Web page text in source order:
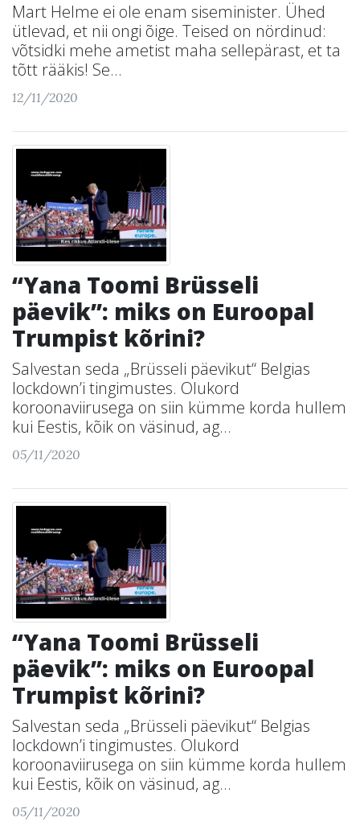
Mart Helme ei ole enam siseminister. Ühed
ütlevad, et nii ongi õige. Teised on nördinud:
võtsidki mehe ametist maha sellepärast, et ta
tõtt rääkis! Se...
12/11/2020
“Yana Toomi Brüsseli
päevik”: miks on Euroopal
Trumpist kõrini?
Salvestan seda „Brüsseli päevikut“ Belgias
lockdown’i tingimustes. Olukord
koroonaviirusega on siin kümme korda hullem
kui Eestis, kõik on väsinud, ag...
05/11/2020
“Yana Toomi Brüsseli
päevik”: miks on Euroopal
Trumpist kõrini?
Salvestan seda „Brüsseli päevikut“ Belgias
lockdown’i tingimustes. Olukord
koroonaviirusega on siin kümme korda hullem
kui Eestis, kõik on väsinud, ag...
05/11/2020